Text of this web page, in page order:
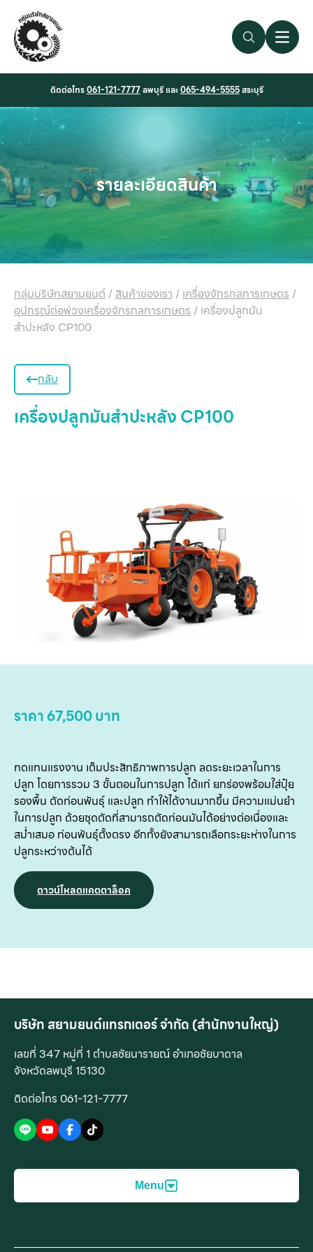
Search Link
Open
ติดต่อโทร061-121-7777ลพบุรี และ065-494-5555สระบุรี
รายละเอียดสินค้า
กลุ่มบริษัทสยามยนต์ /สินค้าของเรา /เครื่องจักรกลการเกษตร /
อุปกรณ์ต่อพ่วงเครื่องจักรกลการเกษตร / เครื่องปลูกมัน
สำปะหลัง CP100
กลับ
เครื่องปลูกมันสำปะหลัง CP100
ราคา 67,500 บาท
ทดแทนแรงงาน เต็มประสิทธิภาพการปลูก ลดระยะเวลาในการ
ปลูก โดยการรวม 3 ขั้นตอนในการปลูก ได้แก่ ยกร่องพร้อมใส่ปุ๋ย
รองพื้น ตัดท่อนพันธุ์ และปลูก ทำให้ได้งานมากขึ้น มีความแม่นยำ
ในการปลูก ด้วยชุดตัดที่สามารถตัดท่อนมันได้อย่างต่อเนื่องและ
สม่ำเสมอ ท่อนพันธุ์ตั้งตรง อีกทั้งยังสามารถเลือกระยะห่างในการ
ปลูกระหว่างต้นได้
ดาวน์โหลดแคตตาล็อค
บริษัท สยามยนต์แทรกเตอร์ จำกัด (สำนักงานใหญ่)
เลขที่ 347 หมู่ที่ 1 ตำบลชัยนารายณ์ อำเภอชัยบาดาล
จังหวัดลพบุรี 15130
ติดต่อโทร 061-121-7777
Menu
ข